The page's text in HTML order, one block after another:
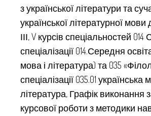
з української літератури та
української літературної мови
ІІІ, V курсів спеціальностей
спеціалізації 014.Середня
мова і література) та 035
спеціалізації 035.01 українська
література, Графік виконання
курсової роботи з методики